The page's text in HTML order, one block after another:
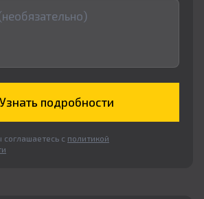
подробности
с политикой